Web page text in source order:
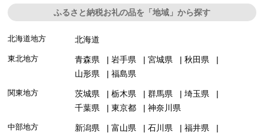
ふるさと納税お礼の品を「地域」から探す
北海道地方 北海道
東北地方 青森県 岩手県 宮城県
秋田県
山形県
福島県
関東地方 茨城県 栃木県 群馬県
埼玉県
千葉県
東京都 神奈川県
中部地方 新潟県 富山県 石川県
福井県